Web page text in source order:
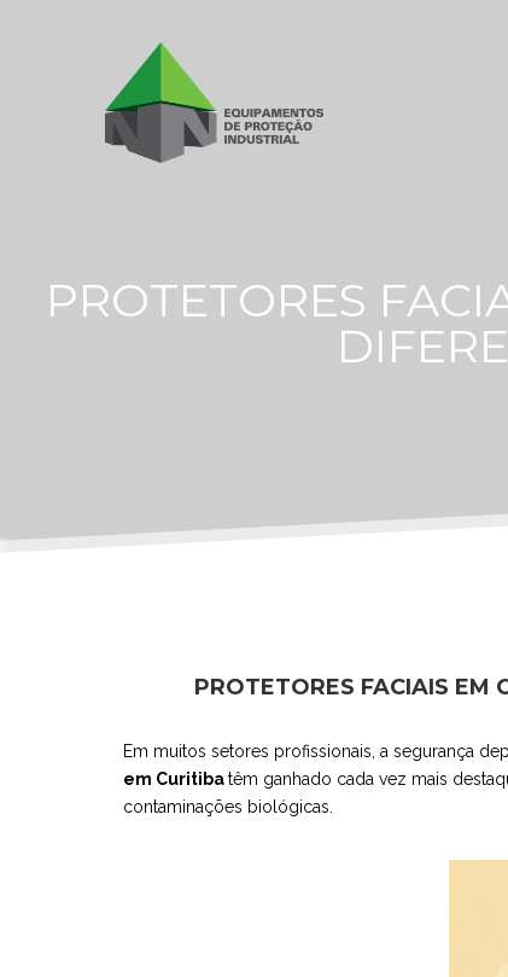
PROTETORES
PROTETORES FACIAIS EM
Em muitos setores profissionais, a segurança
em Curitibatêm ganhado cada vez mais
contaminações biológicas.